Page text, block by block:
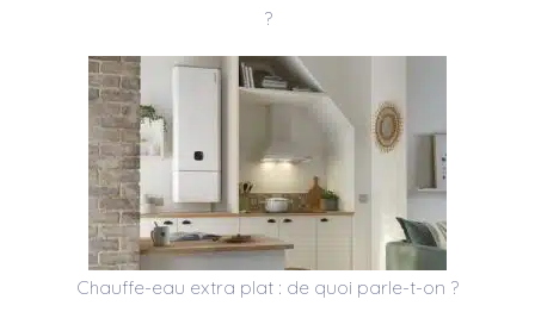
?
Chauffe-eau extra plat : de quoi parle-t-on ?